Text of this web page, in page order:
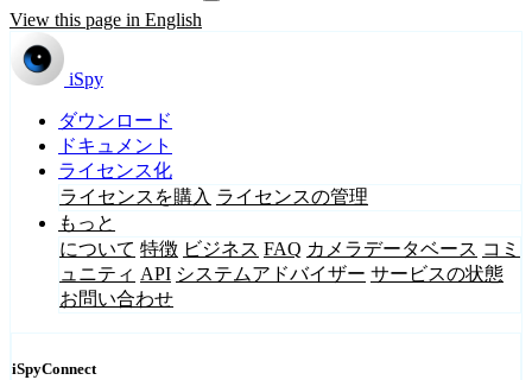
View this page in English
iSpy
ダウンロード
ドキュメント
ライセンス化
ライセンスを購入 ライセンスの管理
もっと
について 特徴 ビジネス FAQ カメラデータベース コミ
ュニティ API システムアドバイザー サービスの状態
お問い合わせ
iSpyConnect